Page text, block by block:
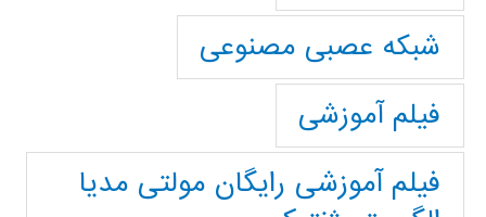
شبکه عصبی مصنوعی
فیلم آموزشی
فیلم آموزشی رایگان مولتی مدیا